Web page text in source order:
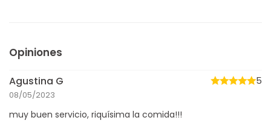
Opiniones
Agustina G
08/05/2023
5
muy buen servicio, riquísima la comida!!!